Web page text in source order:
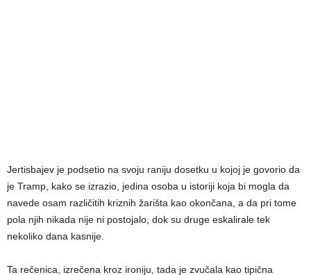
Jertisbajev je podsetio na svoju raniju dosetku u kojoj je govorio da
je Tramp, kako se izrazio, jedina osoba u istoriji koja bi mogla da
navede osam različitih kriznih žarišta kao okončana, a da pri tome
pola njih nikada nije ni postojalo, dok su druge eskalirale tek
nekoliko dana kasnije.
Ta rečenica, izrečena kroz ironiju, tada je zvučala kao tipična